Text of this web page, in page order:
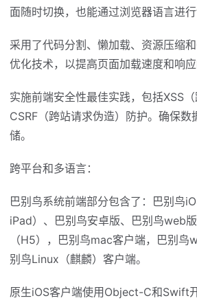
面随时切换，也能通过浏览器语言进行
采用了代码分割、懒加载、资源压缩
优化技术，以提高页面加载速度和响应
实施前端安全性最佳实践，包括XSS
CSRF（跨站请求伪造）防护。确保数
储。
跨平台和多语言：
巴别鸟系统前端部分包含了：巴别鸟
iPad）、巴别鸟安卓版、巴别鸟web
（H5），巴别鸟mac客户端，巴别
别鸟Linux（麒麟）客户端。
原生iOS客户端使用Object-C和Swift开